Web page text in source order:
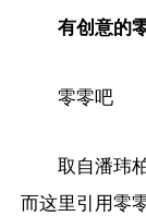
有创意的
零零吧
取自潘玮
而这里引用零